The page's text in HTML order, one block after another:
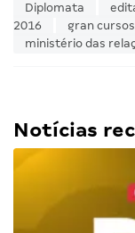
Diplomata
2016
gran
ministério das
Notícias